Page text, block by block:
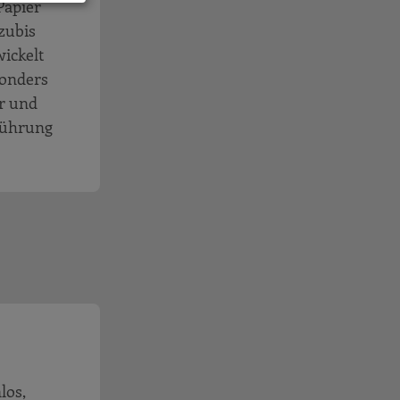
und